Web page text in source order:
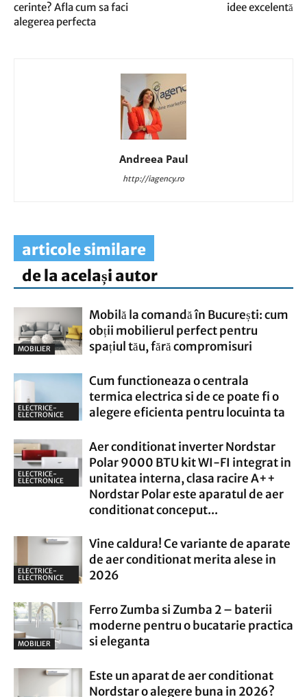
cerinte? Afla cum sa faci
alegerea perfecta
idee excelentă
Andreea Paul
http://iagency.ro
articole similare
de la același autor
MOBILIER
Mobilă la comandă în București: cum
obții mobilierul perfect pentru
spațiul tău, fără compromisuri
ELECTRICE-
ELECTRONICE
Cum functioneaza o centrala
termica electrica si de ce poate fi o
alegere eficienta pentru locuinta ta
ELECTRICE-
ELECTRONICE
Aer conditionat inverter Nordstar
Polar 9000 BTU kit WI-FI integrat in
unitatea interna, clasa racire A++
Nordstar Polar este aparatul de aer
conditionat conceput...
ELECTRICE-
ELECTRONICE
Vine caldura! Ce variante de aparate
de aer conditionat merita alese in
2026
MOBILIER
Ferro Zumba si Zumba 2 – baterii
moderne pentru o bucatarie practica
si eleganta
Este un aparat de aer conditionat
Nordstar o alegere buna in 2026?